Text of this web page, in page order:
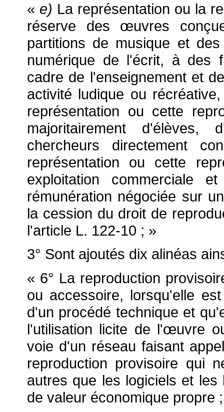
« e) La représentation ou la
réserve des œuvres
partitions de musique et
numérique de l'écrit, à des
cadre de l'enseignement et
activité ludique ou
représentation ou cette
majoritairement d'élèves,
chercheurs directement
représentation ou cette
exploitation commerciale
rémunération négociée sur
la cession du droit de
l'article L. 122-10 ; »
3° Sont ajoutés dix alinéas
« 6° La reproduction
ou accessoire, lorsqu'elle
d'un procédé technique et
l'utilisation licite de l'œuvre
voie d'un réseau faisant
reproduction provisoire qui
autres que les logiciels et
de valeur économique propre ;